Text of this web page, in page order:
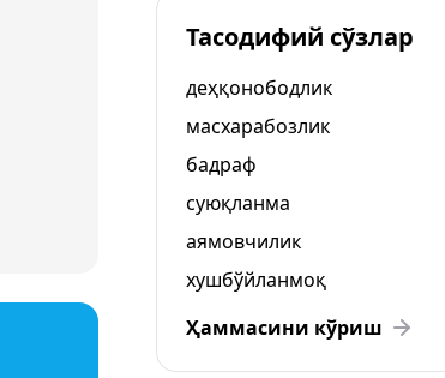
Тасодифий сўзлар
деҳқонободлик
масхарабозлик
бадраф
суюқланма
аямовчилик
хушбўйланмоқ
Ҳаммасини кўриш